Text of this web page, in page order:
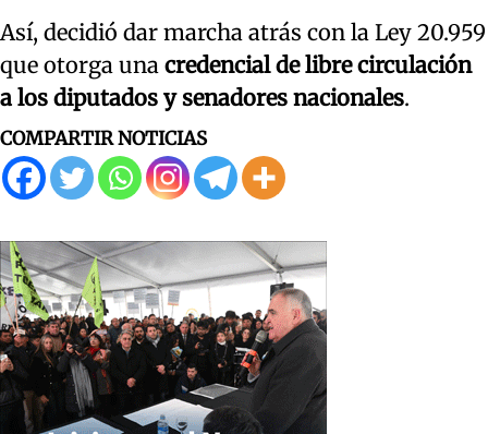
Así, decidió dar marcha atrás con la Ley 20.959
que otorga una credencial de libre circulación
a los diputados y senadores nacionales.
COMPARTIR NOTICIAS